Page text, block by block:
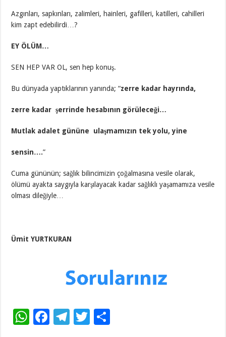
Azgınları, sapkınları, zalimleri, hainleri, gafilleri, katilleri, cahilleri
kim zapt edebilirdi…?
EY ÖLÜM…
SEN HEP VAR OL, sen hep konuş.
Bu dünyada yaptıklarının yanında; “zerre kadar hayrında,
zerre kadar şerrinde hesabının görüleceği…
Mutlak adalet gününe ulaşmamızın tek yolu, yine
sensin….”
Cuma gününün; sağlık bilincimizin çoğalmasına vesile olarak,
ölümü ayakta saygıyla karşılayacak kadar sağlıklı yaşamamıza vesile
olması dileğiyle…
Ümit YURTKURAN
W F
T
T